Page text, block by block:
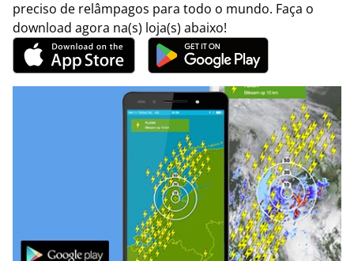
preciso de relâmpagos para todo o mundo. Faça o
download agora na(s) loja(s) abaixo!